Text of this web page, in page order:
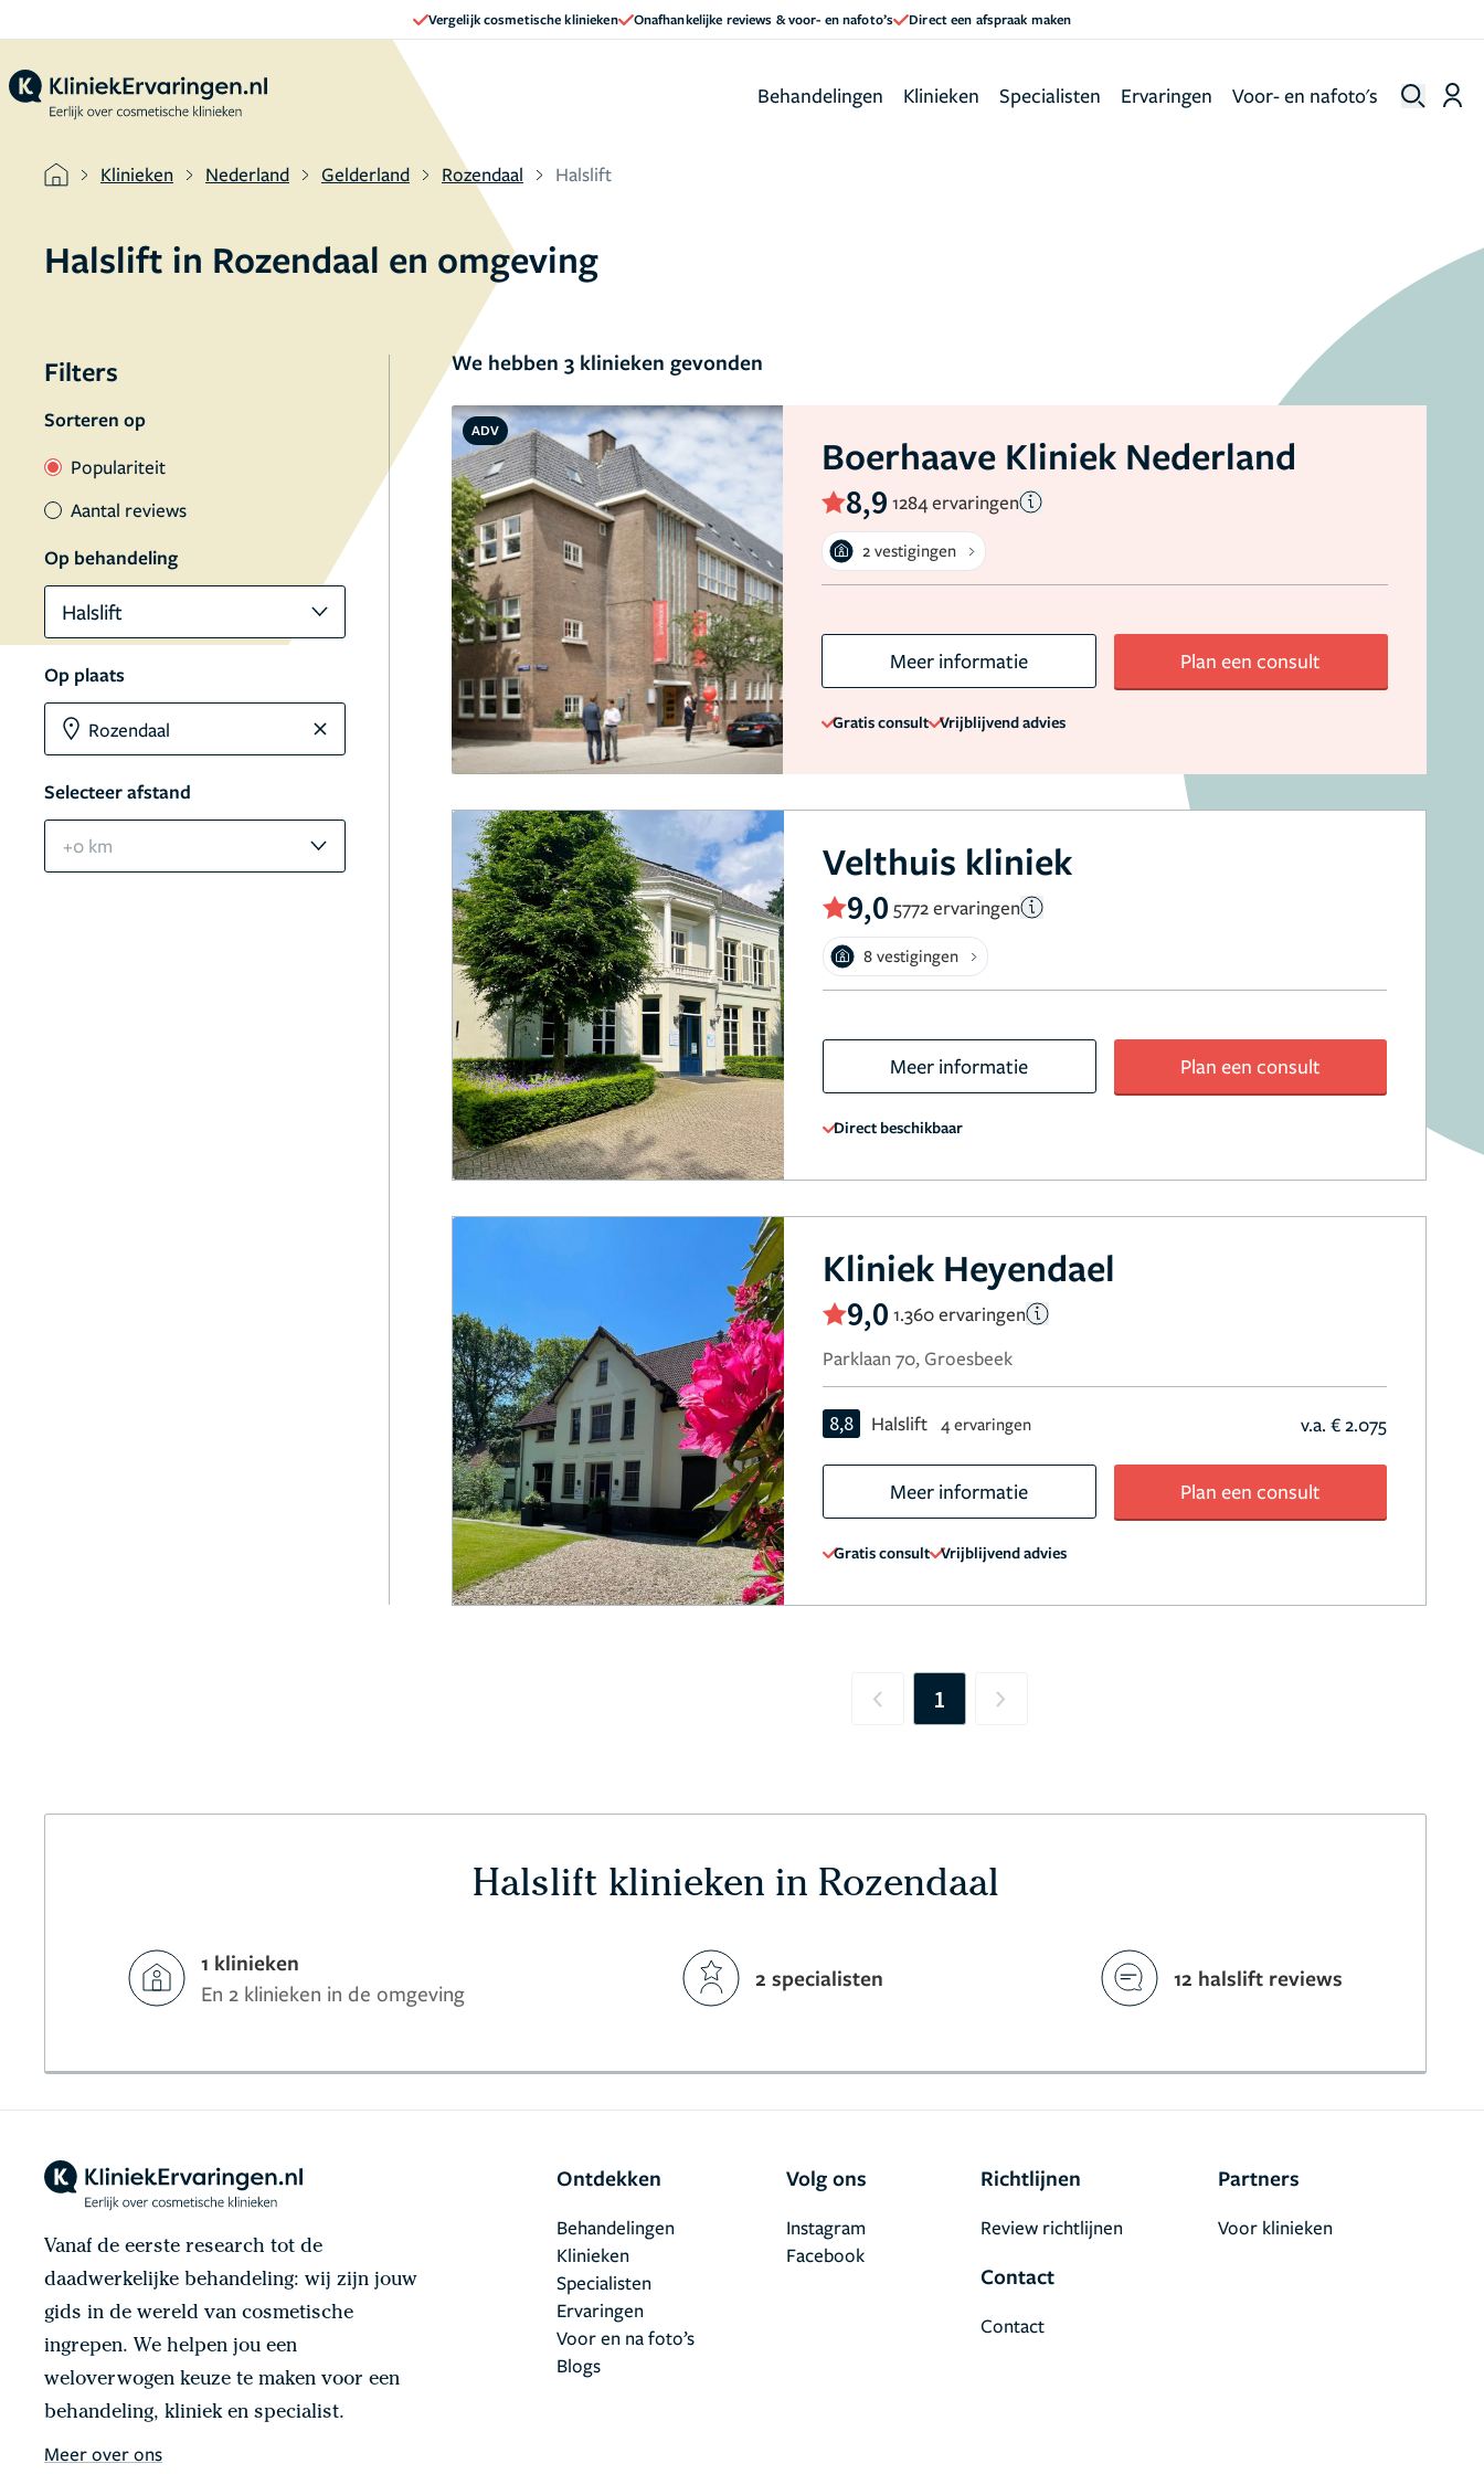
Vergelijk cosmetische klinieken Onafhankelijke reviews & voor- en nafoto’s Direct een afspraak maken
Behandelingen Klinieken Specialisten Ervaringen Voor- en nafoto's
Klinieken Nederland Gelderland Rozendaal Halslift
Halslift in Rozendaal en omgeving
Filters
Sorteren op
Populariteit
Aantal reviews
Op behandeling
Halslift
Op plaats
Selecteer afstand
+0 km
We hebben 3 klinieken gevonden
ADV
Boerhaave Kliniek Nederland
8,9 1284 ervaringen
2 vestigingen
Meer informatie Plan een consult
Gratis consult Vrijblijvend advies
Velthuis kliniek
9,0 5772 ervaringen
8 vestigingen
Meer informatie Plan een consult
Direct beschikbaar
Kliniek Heyendael
9,0 1.360 ervaringen
Parklaan 70, Groesbeek
8,8 Halslift 4 ervaringen v.a. € 2.075
Meer informatie Plan een consult
Gratis consult Vrijblijvend advies
Previous
1 Next
Halslift klinieken in Rozendaal
1 klinieken
En 2 klinieken in de omgeving
2 specialisten 12 halslift reviews
Vanaf de eerste research tot de
daadwerkelijke behandeling: wij zijn jouw
gids in de wereld van cosmetische
ingrepen. We helpen jou een
weloverwogen keuze te maken voor een
behandeling, kliniek en specialist.
Meer over ons
Ontdekken
Behandelingen
Klinieken
Specialisten
Ervaringen
Voor en na foto’s
Blogs
Volg ons
Facebook
Instagram
Richtlijnen
Review richtlijnen
Contact
Contact
Partners
Voor klinieken